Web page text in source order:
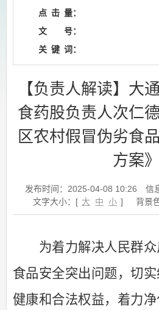
点 击 量：
文
号：
关 键 词：
【负责人解读】大
食药股负责人次仁
区农村假冒伪劣食
方案》
发布时间：2025-04-08 10:26
信
文字大小：[ 大 中 小 ] 背景
为着力解决人民群
食品安全突出问题，切
健康和合法权益，着力